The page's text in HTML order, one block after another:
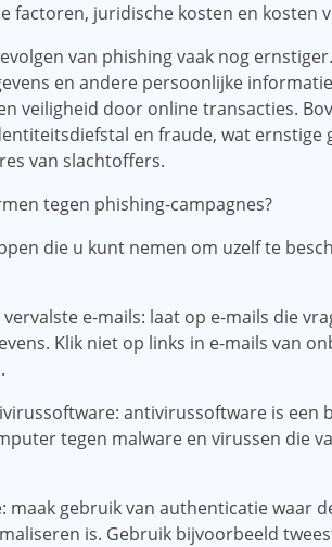
factoren, juridische kosten en kosten
van phishing vaak nog
en andere persoonlijke
veiligheid door online transacties.
en fraude, wat ernstige
van slachtoffers.
tegen phishing-campagnes?
die u kunt nemen om uzelf te
vervalste e-mails: laat op e-mails die
Klik niet op links in e-mails van
antivirussoftware is een
tegen malware en virussen die
maak gebruik van authenticatie waar
is. Gebruik bijvoorbeeld